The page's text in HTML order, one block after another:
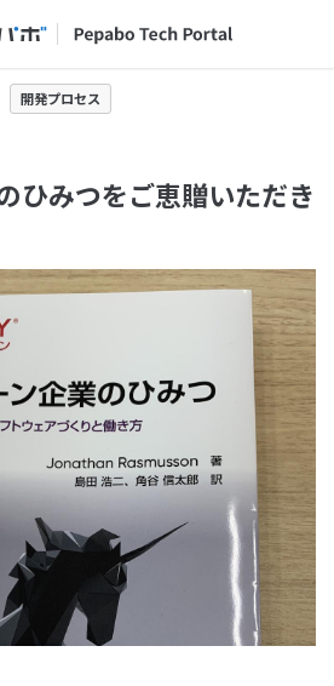
開発プロセス
ひみつをご恵贈いただき